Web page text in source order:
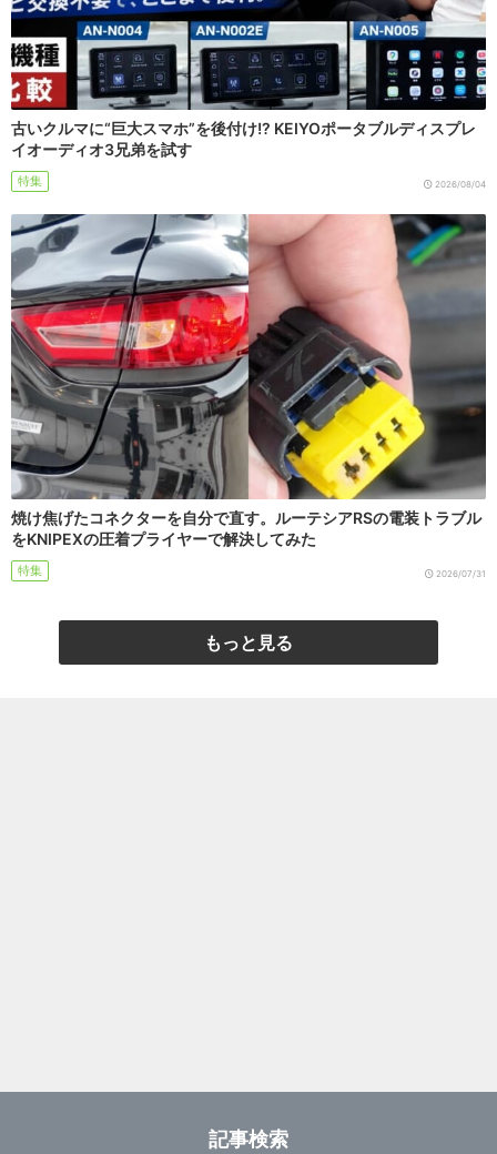
古いクルマに“巨大スマホ”を後付け!? KEIYOポータブルディスプレ
イオーディオ3兄弟を試す
特集 2026/08/04
焼け焦げたコネクターを自分で直す。ルーテシアRSの電装トラブル
をKNIPEXの圧着プライヤーで解決してみた
特集 2026/07/31
もっと見る
記事検索